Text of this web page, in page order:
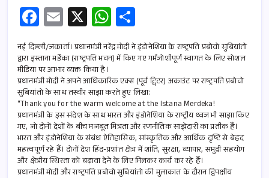
Fa
ce
b
o
o
k
E
m
ail
X W
h
at
s
A
p
p
h
ar
e
नई दिल्ली/जकार्ता। प्रधानमंत्री नरेंद्र मोदी ने इंडोनेशिया के राष्ट्रपति प्रबोवो सुबियांतो
द्वारा इस्ताना मर्डेका (राष्ट्रपति भवन) में किए गए गर्मजोशीपूर्ण स्वागत के लिए सोशल
मीडिया पर आभार व्यक्त किया है।
प्रधानमंत्री मोदी ने अपने आधिकारिक एक्स (पूर्व ट्विटर) अकाउंट पर राष्ट्रपति प्रबोवो
सुबियांतो के साथ तस्वीर साझा करते हुए लिखा:
“Thank you for the warm welcome at the Istana Merdeka!
प्रधानमंत्री के इस संदेश के साथ भारत और इंडोनेशिया के राष्ट्रीय ध्वज भी साझा किए
गए, जो दोनों देशों के बीच मजबूत मित्रता और रणनीतिक साझेदारी का प्रतीक हैं।
भारत और इंडोनेशिया के संबंध ऐतिहासिक, सांस्कृतिक और आर्थिक दृष्टि से बेहद
महत्वपूर्ण रहे हैं। दोनों देश हिंद-प्रशांत क्षेत्र में शांति, सुरक्षा, व्यापार, समुद्री सहयोग
और क्षेत्रीय स्थिरता को बढ़ावा देने के लिए मिलकर कार्य कर रहे हैं।
प्रधानमंत्री मोदी और राष्ट्रपति प्रबोवो सुबियांतो की मुलाकात के दौरान द्विपक्षीय